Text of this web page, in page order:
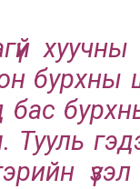
бурхны
бас